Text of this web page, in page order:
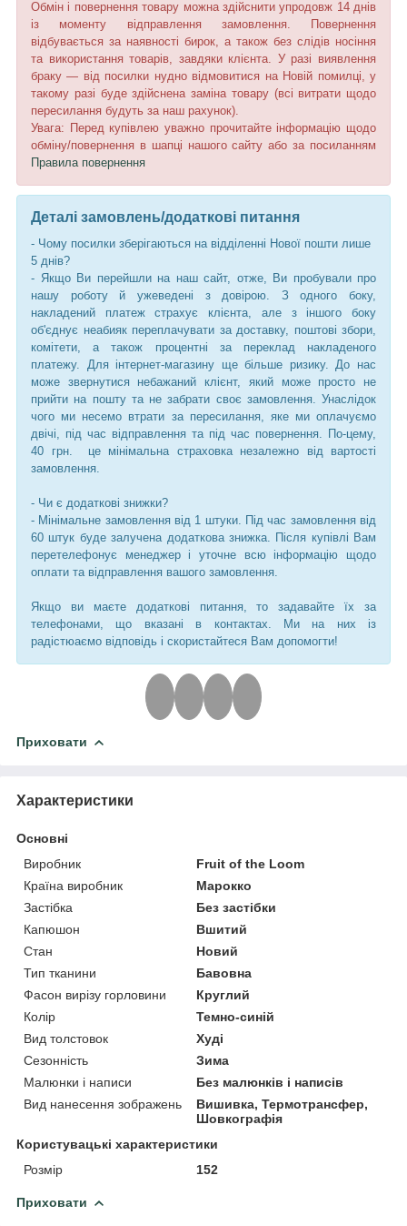
Обмін і повернення товару можна здійснити упродовж 14 днів
із моменту відправлення замовлення. Повернення
відбувається за наявності бирок, а також без слідів носіння
та використання товарів, завдяки клієнта. У разі виявлення
браку — від посилки нудно відмовитися на Новій помилці, у
такому разі буде здійснена заміна товару (всі витрати щодо
пересилання будуть за наш рахунок).
Увага: Перед купівлею уважно прочитайте інформацію щодо
обміну/повернення в шапці нашого сайту або за посиланням
Правила повернення
Деталі замовлень/додаткові питання
- Чому посилки зберігаються на відділенні Нової пошти лише
5 днів?
- Якщо Ви перейшли на наш сайт, отже, Ви пробували про
нашу роботу й ужеведені з довірою. З одного боку,
накладений платеж страхує клієнта, але з іншого боку
об'єднує неабияк переплачувати за доставку, поштові збори,
комітети, а також процентні за переклад накладеного
платежу. Для інтернет-магазину ще більше ризику. До нас
може звернутися небажаний клієнт, який може просто не
прийти на пошту та не забрати своє замовлення. Унаслідок
чого ми несемо втрати за пересилання, яке ми оплачуємо
двічі, під час відправлення та під час повернення. По-цему,
40 грн. це мінімальна страховка незалежно від вартості
замовлення.
- Чи є додаткові знижки?
- Мінімальне замовлення від 1 штуки. Під час замовлення від
60 штук буде залучена додаткова знижка. Після купівлі Вам
перетелефонує менеджер і уточне всю інформацію щодо
оплати та відправлення вашого замовлення.
Якщо ви маєте додаткові питання, то задавайте їх за
телефонами, що вказані в контактах. Ми на них із
радістюаємо відповідь і скористайтеся Вам допомогти!
Приховати
Характеристики
Основні
Виробник
Fruit of the Loom
Країна виробник
Марокко
Застібка
Без застібки
Капюшон
Вшитий
Стан
Новий
Тип тканини
Бавовна
Фасон вирізу горловини
Круглий
Колір
Темно-синій
Вид толстовок
Худі
Сезонність
Зима
Малюнки і написи
Без малюнків і написів
Вид нанесення зображень
Вишивка, Термотрансфер,
Шовкографія
Користувацькі характеристики
Розмір
152
Приховати